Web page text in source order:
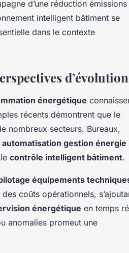
d’une réduction émissions
intelligent bâtiment se
dans le contexte
d’évolution
énergétique
récents démontrent que le
nombreux secteurs. Bureaux,
automatisation gestion énergie
contrôle intelligent bâtiment.
équipements
coûts opérationnels,
énergétique en temps
anomalies promeut une